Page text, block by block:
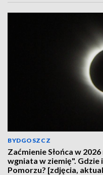
BYDGOSZCZ
Zaćmienie Słońca w
wgniata w ziemię".
Pomorzu? [zdjęcia,